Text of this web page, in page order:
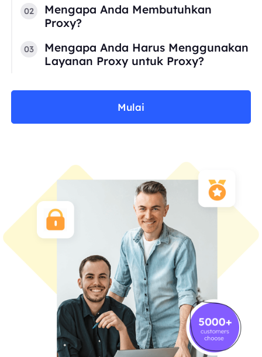
02
Mengapa Anda Membutuhkan
Proxy?
03
Mengapa Anda Harus Menggunakan
Layanan Proxy untuk Proxy?
Mulai